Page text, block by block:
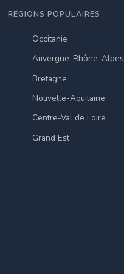
RÉGIONS POPULAIRES
Occitanie
Auvergne-Rhône-Alpes
Bretagne
Nouvelle-Aquitaine
Centre-Val de Loire
Grand Est